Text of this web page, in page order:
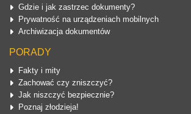
Gdzie i jak zastrzec dokumenty?
Prywatność na urządzeniach mobilnych
Archiwizacja dokumentów
PORADY
Fakty i mity
Zachować czy zniszczyć?
Jak niszczyć bezpiecznie?
Poznaj złodzieja!